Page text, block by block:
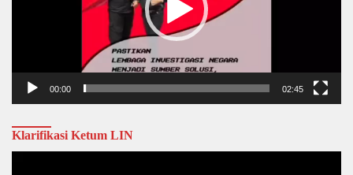
00:00 02:45
Klarifikasi Ketum LIN